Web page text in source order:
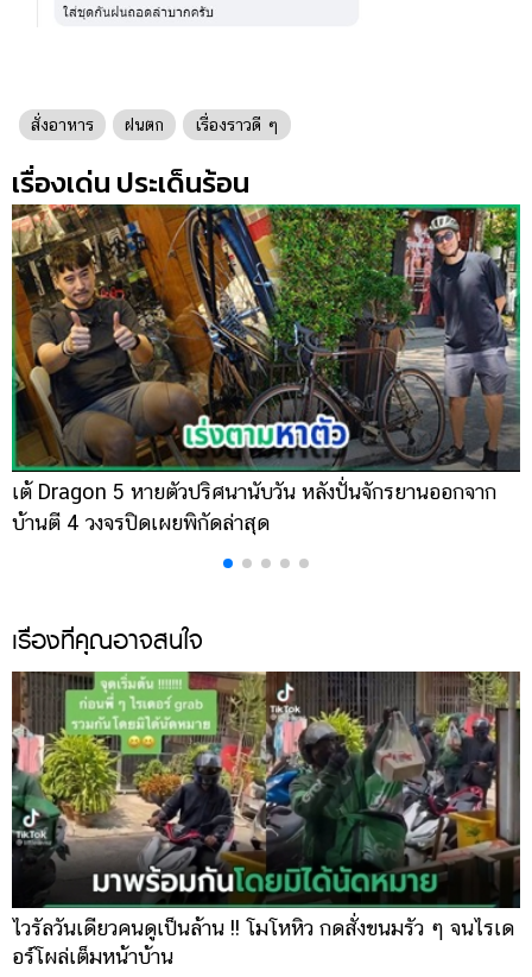
สั่งอาหาร ฝนตก เรื่องราวดี ๆ
เรื่องเด่น ประเด็นร้อน
เต้ Dragon 5 หายตัวปริศนานับวัน หลังปั่นจักรยานออกจาก
บ้านตี 4 วงจรปิดเผยพิกัดล่าสุด
เรื่องที่คุณอาจสนใจ
ไวรัลวันเดียวคนดูเป็นล้าน !! โมโหหิว กดสั่งขนมรัว ๆ จนไรเด
อร์โผล่เต็มหน้าบ้าน